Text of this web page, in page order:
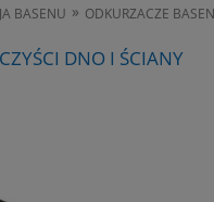
BASENU » ODKURZACZE
DNO I ŚCIANY